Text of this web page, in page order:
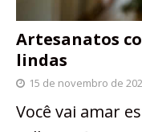
Artesanatos
lindas
15 de novembro de
Você vai amar